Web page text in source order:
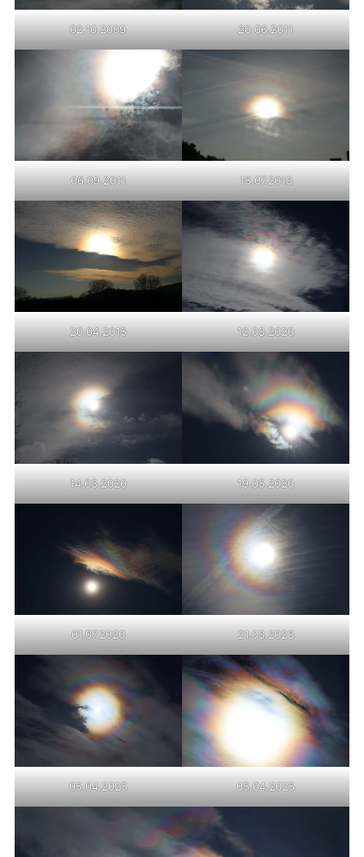
02.10.2009 20.06.2011
06.09.2011 15.07.2013
20.04.2015 12.03.2020
14.03.2020 19.05.2020
01.07.2020 21.03.2023
05.04.2025 05.04.2025